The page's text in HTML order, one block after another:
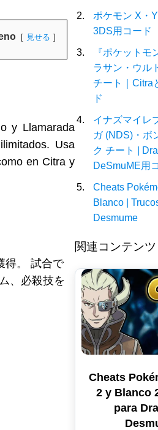
見せる
y Llamarada
Usa
en Citra y
得。 試合で
、必殺技を
ポケモン X・
3DS用コード
『ポケットモ
ラサン・ウル
チート｜Citra
ド
イナズマイレ
ガ (NDS)・ボ
ク チート |
DeSmuME用
Cheats
Blanco |
Desmume
関連コンテンツ
Cheats
2 y Blanco
para